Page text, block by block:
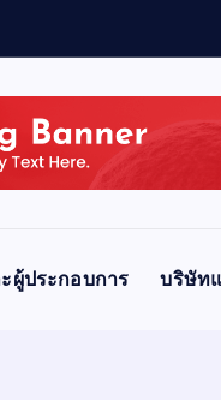
ผู้ประกอบการ บริษัท